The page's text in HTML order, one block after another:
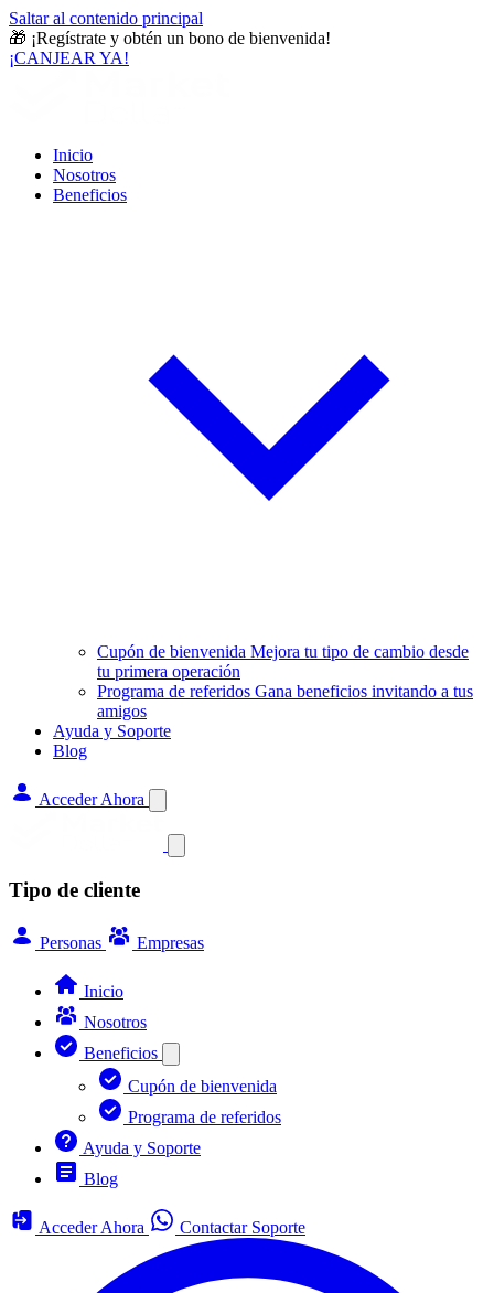
Saltar al contenido principal
🎁 ¡Regístrate y obtén un bono de bienvenida!
¡CANJEAR YA!
Inicio
Nosotros
Beneficios
Cupón de bienvenida Mejora tu tipo de cambio desde
tu primera operación
Programa de referidos Gana beneficios invitando a tus
amigos
Ayuda y Soporte
Blog
Acceder Ahora
Tipo de cliente
Personas Empresas
Inicio
Nosotros
Beneficios
Cupón de bienvenida
Programa de referidos
Ayuda y Soporte
Blog
Acceder Ahora Contactar Soporte